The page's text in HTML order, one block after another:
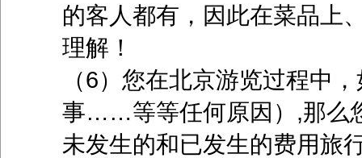
的客人都有，因此在菜品上
理解！
（6）您在北京游览过程中
事……等等任何原因）,那么
未发生的和已发生的费用旅